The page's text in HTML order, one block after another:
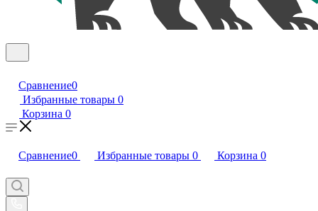
Сравнение0
Избранные товары 0
Корзина 0
Сравнение0 Избранные товары 0 Корзина 0